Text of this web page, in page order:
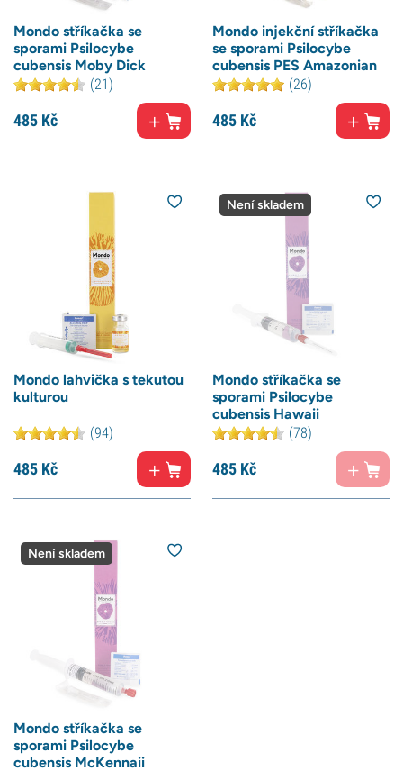
Mondo stříkačka se
sporami Psilocybe
cubensis Moby Dick
(21)
485 Kč
Mondo injekční stříkačka
se sporami Psilocybe
cubensis PES Amazonian
(26)
485 Kč
Mondo lahvička s tekutou
kulturou
(94)
485 Kč
Není skladem
Mondo stříkačka se
sporami Psilocybe
cubensis Hawaii
(78)
485 Kč
Není skladem
Mondo stříkačka se
sporami Psilocybe
cubensis McKennaii